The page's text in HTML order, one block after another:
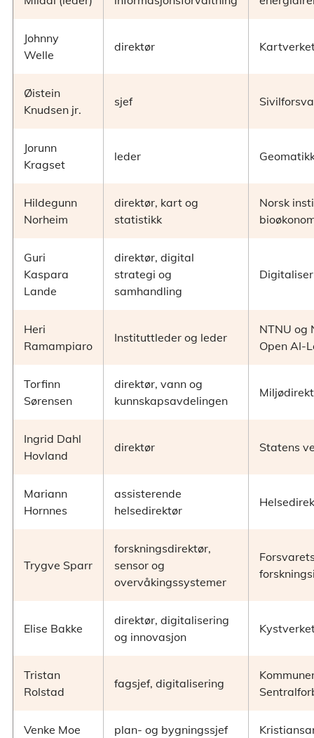
Johnny
Welle
direktør
Øistein
Knudsen jr.
sjef
Jorunn
Kragset
leder
Hildegunn
Norheim
direktør, kart og
statistikk
Norsk
Guri
Kaspara
Lande
direktør, digital
strategi og
samhandling
Heri
Ramampiaro
Instituttleder og leder
NTNU og
Open AI-
Torfinn
Sørensen
direktør, vann og
kunnskapsavdelingen
Ingrid Dahl
Hovland
direktør Statens
Mariann
Hornnes
assisterende
helsedirektør
Trygve Sparr
forskningsdirektør,
sensor og
overvåkingssystemer
Elise Bakke
direktør, digitalisering
og innovasjon
Tristan
Rolstad
fagsjef, digitalisering
Venke Moe plan- og bygningssjef